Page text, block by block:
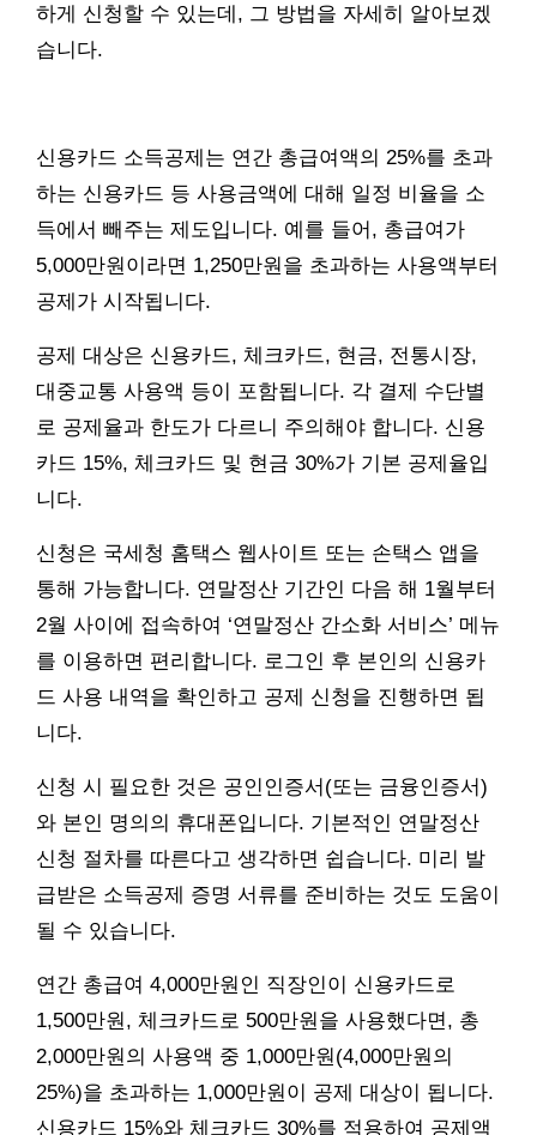
하게 신청할 수 있는데, 그 방법을 자세히 알아보겠
습니다.
신용카드 소득공제는 연간 총급여액의 25%를 초과
하는 신용카드 등 사용금액에 대해 일정 비율을 소
득에서 빼주는 제도입니다. 예를 들어, 총급여가
5,000만원이라면 1,250만원을 초과하는 사용액부터
공제가 시작됩니다.
공제 대상은 신용카드, 체크카드, 현금, 전통시장,
대중교통 사용액 등이 포함됩니다. 각 결제 수단별
로 공제율과 한도가 다르니 주의해야 합니다. 신용
카드 15%, 체크카드 및 현금 30%가 기본 공제율입
니다.
신청은 국세청 홈택스 웹사이트 또는 손택스 앱을
통해 가능합니다. 연말정산 기간인 다음 해 1월부터
2월 사이에 접속하여 ‘연말정산 간소화 서비스’ 메뉴
를 이용하면 편리합니다. 로그인 후 본인의 신용카
드 사용 내역을 확인하고 공제 신청을 진행하면 됩
니다.
신청 시 필요한 것은 공인인증서(또는 금융인증서)
와 본인 명의의 휴대폰입니다. 기본적인 연말정산
신청 절차를 따른다고 생각하면 쉽습니다. 미리 발
급받은 소득공제 증명 서류를 준비하는 것도 도움이
될 수 있습니다.
연간 총급여 4,000만원인 직장인이 신용카드로
1,500만원, 체크카드로 500만원을 사용했다면, 총
2,000만원의 사용액 중 1,000만원(4,000만원의
25%)을 초과하는 1,000만원이 공제 대상이 됩니다.
신용카드 15%와 체크카드 30%를 적용하여 공제액